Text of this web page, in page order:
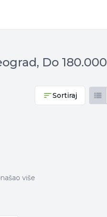
Do 180.000
Sortiraj
više